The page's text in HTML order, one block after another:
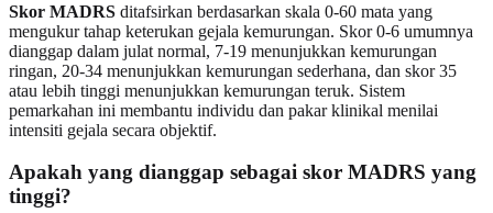
Skor MADRS ditafsirkan berdasarkan skala 0-60 mata yang
mengukur tahap keterukan gejala kemurungan. Skor 0-6 umumnya
dianggap dalam julat normal, 7-19 menunjukkan kemurungan
ringan, 20-34 menunjukkan kemurungan sederhana, dan skor 35
atau lebih tinggi menunjukkan kemurungan teruk. Sistem
pemarkahan ini membantu individu dan pakar klinikal menilai
intensiti gejala secara objektif.
Apakah yang dianggap sebagai skor MADRS yang
tinggi?